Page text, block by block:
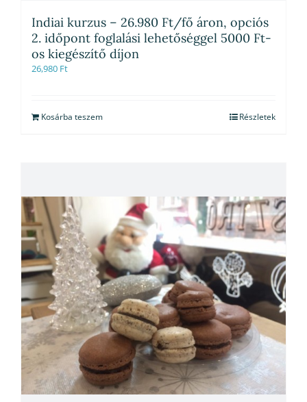
Indiai kurzus – 26.980 Ft/fő áron, opciós
2. időpont foglalási lehetőséggel 5000 Ft-
os kiegészítő díjon
26,980 Ft
Kosárba teszem Részletek